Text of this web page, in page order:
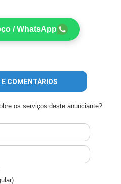
/ WhatsApp
E COMENTÁRIOS
os serviços deste anunciante?